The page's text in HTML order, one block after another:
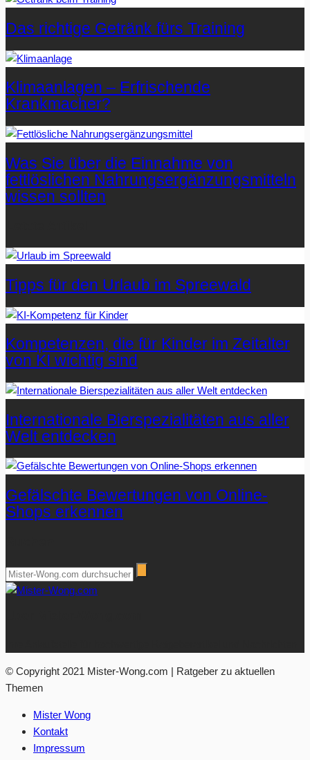
Das richtige Getränk fürs Training
Klimaanlagen – Erfrischende
Krankmacher?
Was Sie über die Einnahme von
fettlöslichen Nahrungsergänzungsmitteln
wissen sollten
Tipps für den Urlaub im Spreewald
Kompetenzen, die für Kinder im Zeitalter
von KI wichtig sind
Internationale Bierspezialitäten aus aller
Welt entdecken
Gefälschte Bewertungen von Online-
Shops erkennen
© Copyright 2021 Mister-Wong.com | Ratgeber zu aktuellen
Themen
Mister Wong
Kontakt
Impressum